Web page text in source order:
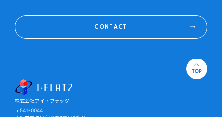
株式会社アイ・フラッツ
〒541-0044
CONTACT